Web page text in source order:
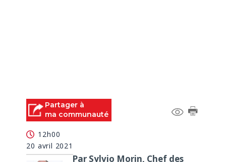
Partager à
ma communauté
12h00
20 avril 2021
Par Sylvio Morin, Chef des